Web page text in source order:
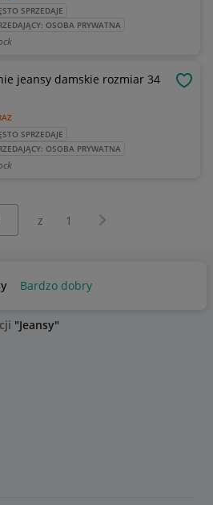
SPRZEDAJE
OSOBA PRYWATNA
jeansy damskie rozmiar 34
SPRZEDAJE
OSOBA PRYWATNA
z 1 Następna strona
Bardzo dobry
"Jeansy"